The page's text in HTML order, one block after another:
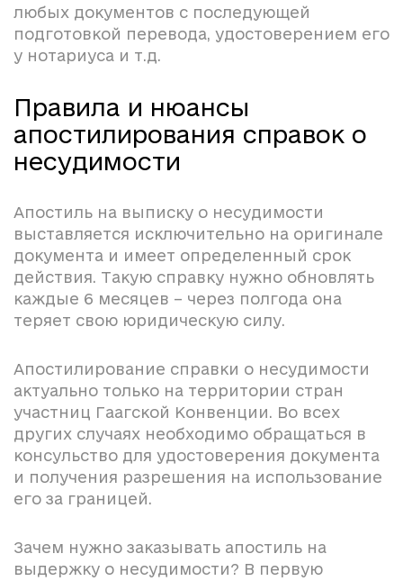
любых документов с последующей
подготовкой перевода, удостоверением его
у нотариуса и т.д.
Правила и нюансы
апостилирования справок о
несудимости
Апостиль на выписку о несудимости
выставляется исключительно на оригинале
документа и имеет определенный срок
действия. Такую справку нужно обновлять
каждые 6 месяцев – через полгода она
теряет свою юридическую силу.
Апостилирование справки о несудимости
актуально только на территории стран
участниц Гаагской Конвенции. Во всех
других случаях необходимо обращаться в
консульство для удостоверения документа
и получения разрешения на использование
его за границей.
Зачем нужно заказывать апостиль на
выдержку о несудимости? В первую